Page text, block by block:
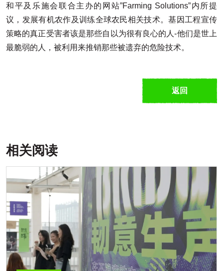
和平及乐施会联合主办的网站”Farming Solutions”内所提
议，发展有机农作及训练全球农民相关技术。基因工程宣传
策略的真正受害者该是那些自以为很有良心的人-他们是世上
最脆弱的人，被利用来推销那些被遗弃的危险技术。
返回
相关阅读